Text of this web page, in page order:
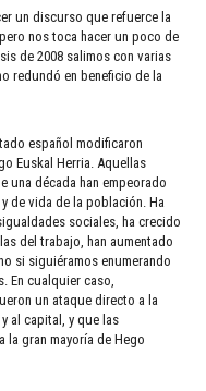
un discurso que refuerce la
nos toca hacer un poco de
de 2008 salimos con varias
redundó en beneficio de la
español modificaron
Euskal Herria. Aquellas
una década han empeorado
de vida de la población. Ha
sociales, ha crecido
del trabajo, han aumentado
si siguiéramos enumerando
En cualquier caso,
un ataque directo a la
al capital, y que las
la gran mayoría de Hego